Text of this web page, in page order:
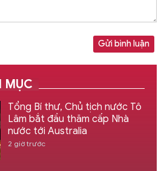
Gửi bình luận
MỤC
Tổng Bí thư, Chủ tịch nước Tô
Lâm bắt đầu thăm cấp Nhà
nước tới Australia
2 giờ trước